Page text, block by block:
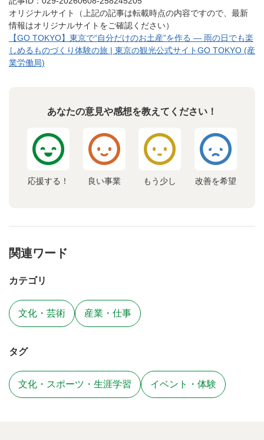
オリジナルサイト（上記の記事は転載時点の内容ですので、最新
情報はオリジナルサイトをご確認ください）
【GO TOKYO】東京で“自分だけのお土産”を作る ― 雨の日でも楽
しめるものづくり体験の旅 | 東京の観光公式サイトGO TOKYO (産
業労働局)
あなたの意見や感想を教えてください！
応援する！ 良い事業 もう少し 改善を希望
関連ワード
カテゴリ
文化・芸術 産業・仕事
タグ
文化・スポーツ・生涯学習 イベント・体験